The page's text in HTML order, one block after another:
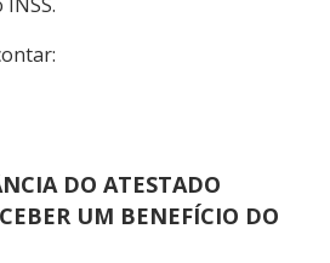
DO ATESTADO
UM BENEFÍCIO DO